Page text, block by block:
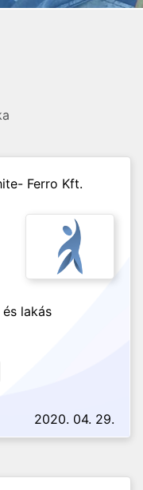
Ferro Kft.
lakás
2020. 04. 29.